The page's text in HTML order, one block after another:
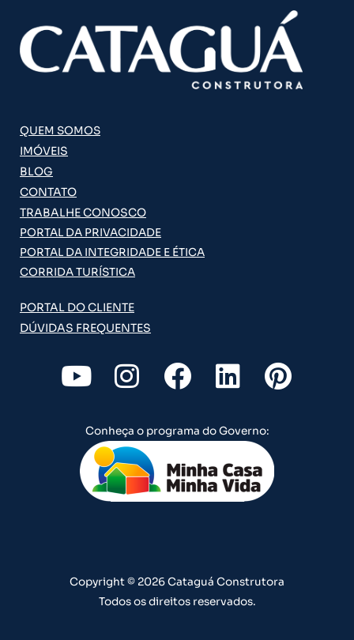
QUEM SOMOS
IMÓVEIS
BLOG
CONTATO
TRABALHE CONOSCO
PORTAL DA PRIVACIDADE
PORTAL DA INTEGRIDADE E ÉTICA
CORRIDA TURÍSTICA
PORTAL DO CLIENTE
DÚVIDAS FREQUENTES
Y
o
u
t
u
b
I
n
s
t
a
g
m
F
a
c
e
b
o
L
i
n
k
e
d
P
i
t
Conheça o programa do Governo:
Copyright © 2026 Cataguá Construtora
Todos os direitos reservados.